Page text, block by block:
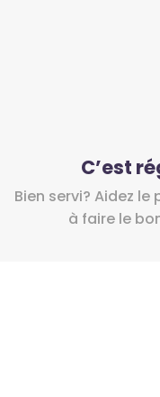
C’est
Bien servi? Aidez le prochain client
à faire le